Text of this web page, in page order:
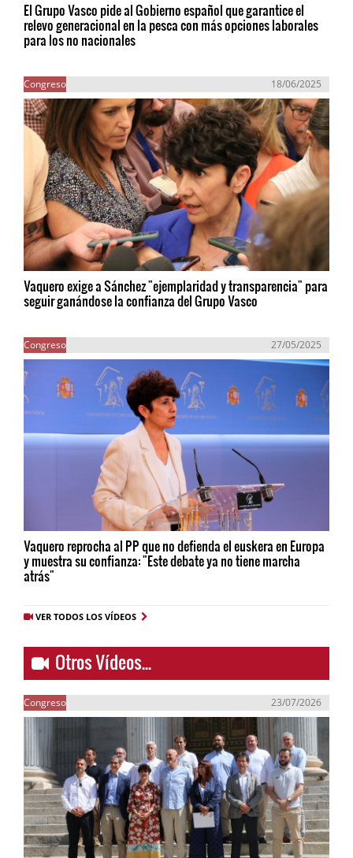
El Grupo Vasco pide al Gobierno español que garantice el
relevo generacional en la pesca con más opciones laborales
para los no nacionales
Congreso 18/06/2025
Vaquero exige a Sánchez "ejemplaridad y transparencia" para
seguir ganándose la confianza del Grupo Vasco
Congreso 27/05/2025
Vaquero reprocha al PP que no defienda el euskera en Europa
y muestra su confianza: "Este debate ya no tiene marcha
atrás"
VER TODOS LOS VÍDEOS
Otros Vídeos...
Congreso 23/07/2026